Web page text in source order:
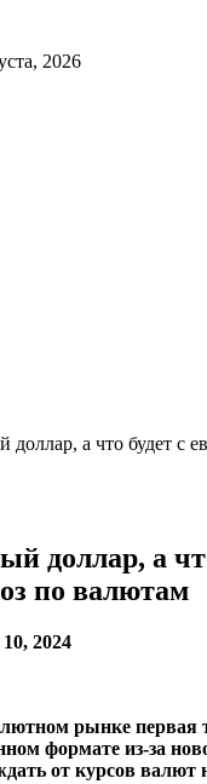
2026
а что будет с
доллар, а
по валютам
2024
рынке первая
формате из-за
от курсов валют